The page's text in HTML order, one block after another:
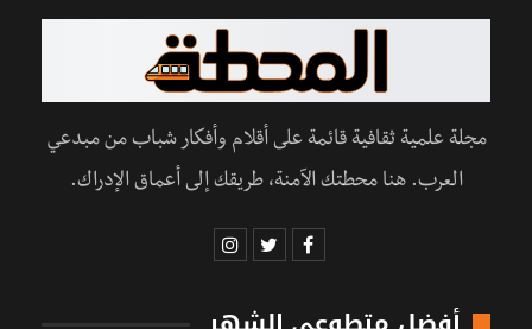
مجلة علمية ثقافية قائمة على أقلام وأفكار شباب من مبدعي
العرب. هنا محطتك الآمنة، طريقك إلى أعماق الإدراك.